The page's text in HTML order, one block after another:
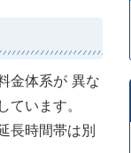
金体系が 異な
います。
長時間帯は別